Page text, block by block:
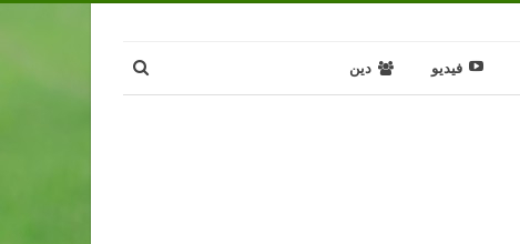
فيديو دين